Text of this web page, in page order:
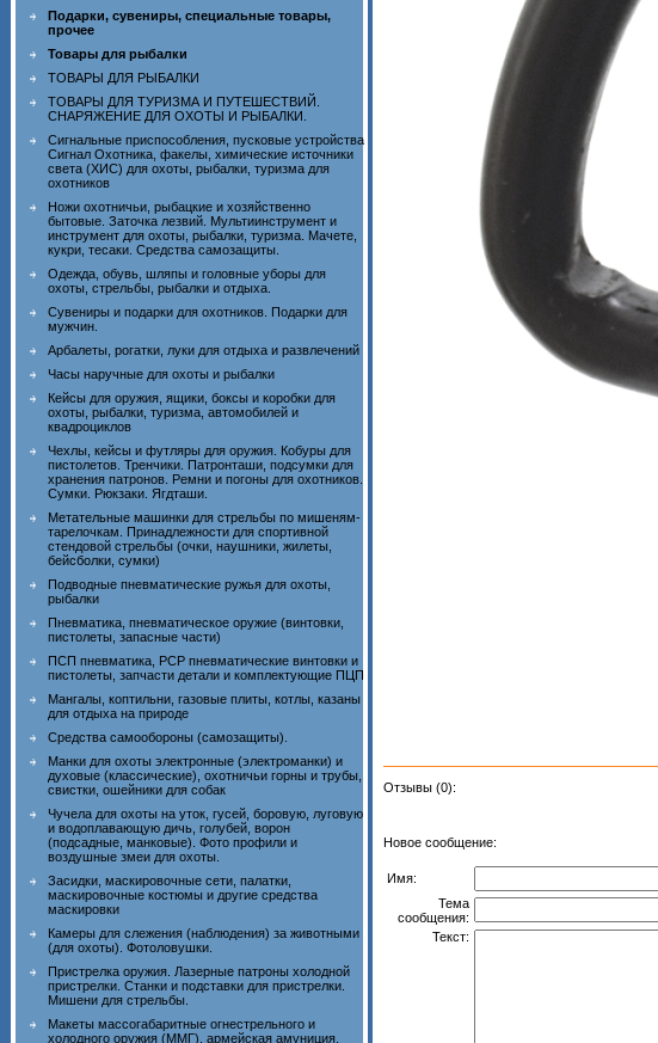
Подарки, сувениры, специальные товары,
прочее
Товары для рыбалки
ТОВАРЫ ДЛЯ РЫБАЛКИ
ТОВАРЫ ДЛЯ ТУРИЗМА И ПУТЕШЕСТВИЙ.
СНАРЯЖЕНИЕ ДЛЯ ОХОТЫ И РЫБАЛКИ.
Сигнальные приспособления, пусковые устройства
Сигнал Охотника, факелы, химические источники
света (ХИС) для охоты, рыбалки, туризма для
охотников
Ножи охотничьи, рыбацкие и хозяйственно
бытовые. Заточка лезвий. Мультиинструмент и
инструмент для охоты, рыбалки, туризма. Мачете,
кукри, тесаки. Средства самозащиты.
Одежда, обувь, шляпы и головные уборы для
охоты, стрельбы, рыбалки и отдыха.
Сувениры и подарки для охотников. Подарки для
мужчин.
Арбалеты, рогатки, луки для отдыха и развлечений
Часы наручные для охоты и рыбалки
Кейсы для оружия, ящики, боксы и коробки для
охоты, рыбалки, туризма, автомобилей и
квадроциклов
Чехлы, кейсы и футляры для оружия. Кобуры для
пистолетов. Тренчики. Патронташи, подсумки для
хранения патронов. Ремни и погоны для охотников.
Сумки. Рюкзаки. Ягдташи.
Метательные машинки для стрельбы по мишеням-
тарелочкам. Принадлежности для спортивной
стендовой стрельбы (очки, наушники, жилеты,
бейсболки, сумки)
Подводные пневматические ружья для охоты,
рыбалки
Пневматика, пневматическое оружие (винтовки,
пистолеты, запасные части)
ПСП пневматика, PCP пневматические винтовки и
пистолеты, запчасти детали и комплектующие ПЦП
Мангалы, коптильни, газовые плиты, котлы, казаны
для отдыха на природе
Средства самообороны (самозащиты).
Манки для охоты электронные (электроманки) и
духовые (классические), охотничьи горны и трубы,
свистки, ошейники для собак
Чучела для охоты на уток, гусей, боровую, луговую
и водоплавающую дичь, голубей, ворон
(подсадные, манковые). Фото профили и
воздушные змеи для охоты.
Засидки, маскировочные сети, палатки,
маскировочные костюмы и другие средства
маскировки
Камеры для слежения (наблюдения) за животными
(для охоты). Фотоловушки.
Пристрелка оружия. Лазерные патроны холодной
пристрелки. Станки и подставки для пристрелки.
Мишени для стрельбы.
Макеты массогабаритные огнестрельного и
холодного оружия (ММГ), армейская амуниция,
Отзывы (0):
Новое сообщение:
Имя:
Тема
сообщения:
Текст: